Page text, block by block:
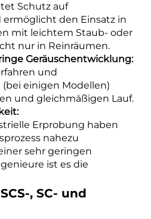
Schutz auf
den Einsatz in
mit leichtem Staub- oder
nur in Reinräumen.
Geräuschentwicklung:
und
einigen Modellen)
und gleichmäßigen Lauf.
Erprobung haben
nahezu
sehr geringen
ist es die
, SC- und